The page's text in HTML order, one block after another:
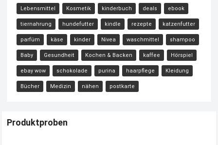
Lebensmittel Kosmetik kinderbuch deals ebook
tiernahrung hundefutter kindle rezepte katzenfutter
parfüm käse kinder Nivea waschmittel shampoo
Baby Gesundheit Kochen & Backen kaffee Hörspiel
ebay wow schokolade purina haarpflege Kleidung
Bücher Medizin nähen postkarte
Produktproben